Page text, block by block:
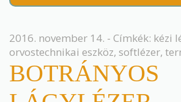
2016. november 14. - Címkék: kézi
orvostechnikai eszköz, softlézer,
BOTRÁNYOS